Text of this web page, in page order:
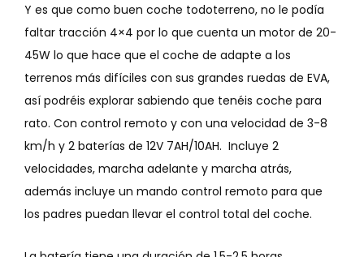
Y es que como buen coche todoterreno, no le podía
faltar tracción 4×4 por lo que cuenta un motor de 20-
45W lo que hace que el coche de adapte a los
terrenos más difíciles con sus grandes ruedas de EVA,
así podréis explorar sabiendo que tenéis coche para
rato. Con control remoto y con una velocidad de 3-8
km/h y 2 baterías de 12V 7AH/10AH. Incluye 2
velocidades, marcha adelante y marcha atrás,
además incluye un mando control remoto para que
los padres puedan llevar el control total del coche.